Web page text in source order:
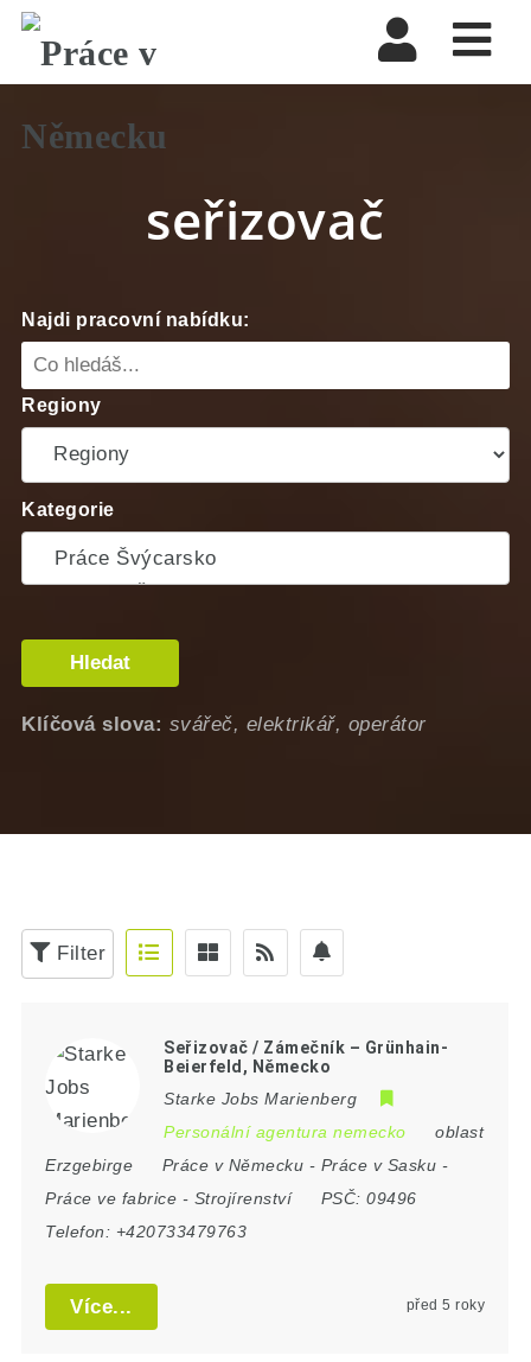
seřizovač
Najdi pracovní nabídku:
Regiony
Kategorie
Hledat
Klíčová slova: svářeč, elektrikář, operátor
Filter
Seřizovač / Zámečník – Grünhain-
Beierfeld, Německo
Starke Jobs Marienberg
Personální agentura nemecko
oblast
Erzgebirge
Práce v Německu - Práce v Sasku -
Práce ve fabrice - Strojírenství PSČ:09496
Telefon: +420733479763
Více... před 5 roky